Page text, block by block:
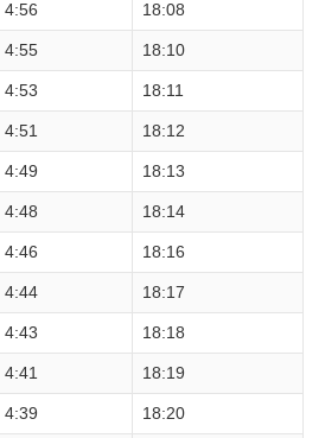
4:56 18:08
4:55 18:10
4:53 18:11
4:51 18:12
4:49 18:13
4:48 18:14
4:46 18:16
4:44 18:17
4:43 18:18
4:41 18:19
4:39 18:20